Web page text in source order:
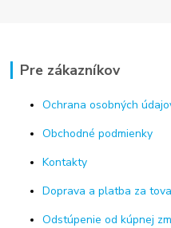
Pre zákazníkov
Ochrana osobných
Obchodné podmienky
Kontakty
Doprava a platba za
Odstúpenie od kúpnej